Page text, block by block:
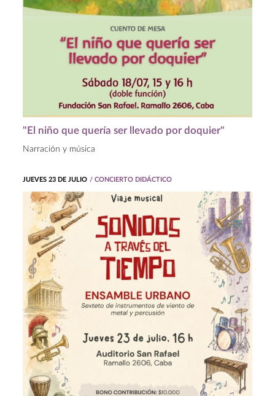
"El niño que quería ser llevado por doquier"
Narración y música
JUEVES 23 DE JULIO / CONCIERTO DIDÁCTICO